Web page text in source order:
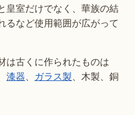
皇室だけでなく、華族の結
るなど使用範囲が広がって
は古くに作られたものは
漆器、 ガラス製、木製、銅